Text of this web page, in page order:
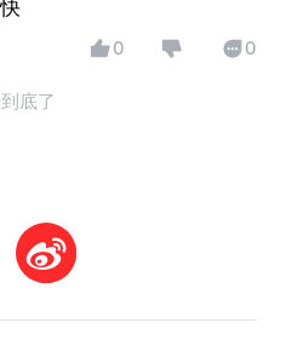
0 0
底了